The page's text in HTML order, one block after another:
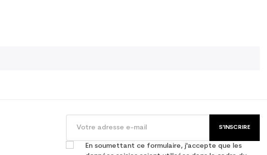
S'INSCRIRE
En soumettant ce formulaire, j'accepte que les